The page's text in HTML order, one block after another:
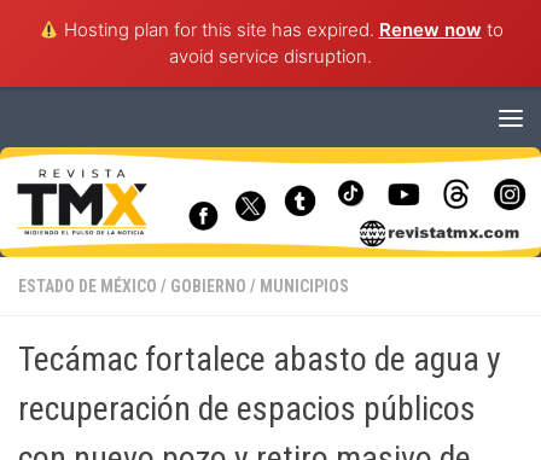
Hosting plan for this site has expired. Renew now to
avoid service disruption.
ESTADO DE MÉXICO / GOBIERNO / MUNICIPIOS
Tecámac fortalece abasto de agua y
recuperación de espacios públicos